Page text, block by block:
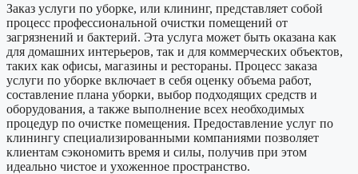
Заказ услуги по уборке, или клининг, представляет собой
процесс профессиональной очистки помещений от
загрязнений и бактерий. Эта услуга может быть оказана как
для домашних интерьеров, так и для коммерческих объектов,
таких как офисы, магазины и рестораны. Процесс заказа
услуги по уборке включает в себя оценку объема работ,
составление плана уборки, выбор подходящих средств и
оборудования, а также выполнение всех необходимых
процедур по очистке помещения. Предоставление услуг по
клинингу специализированными компаниями позволяет
клиентам сэкономить время и силы, получив при этом
идеально чистое и ухоженное пространство.